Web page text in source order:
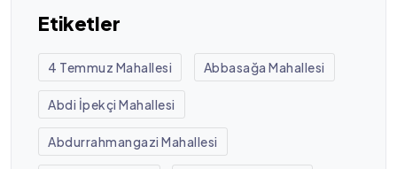
Etiketler
4 Temmuz Mahallesi Abbasağa Mahallesi
Abdi İpekçi Mahallesi
Abdurrahmangazi Mahallesi